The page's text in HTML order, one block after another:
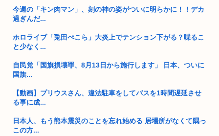
のマフラ...
ぬい活オタクさん、アフガニスタンの検問所でぬい撮りしよう
としてタ...
日本(飯まずい、母国語ゴミ、差別主義者多い)←これ
高市の次に総理大臣になりそうな政治家www
共産党 政権交代を狙える立場になる
女www
今週の「キン肉マン」、刻の神の姿がついに明らかに！！デカ
過ぎんだ...
ホロライブ「兎田ぺこら」大炎上でテンション下がる？喋るこ
と少なく...
自民党「国旗損壊罪、8月13日から施行します」 日本、ついに
国旗...
【動画】プリウスさん、違法駐車をしてバスを1時間遅延させ
る事に成...
日本人、もう熊本震災のことを忘れ始める 居場所がなくて隅っ
この方...